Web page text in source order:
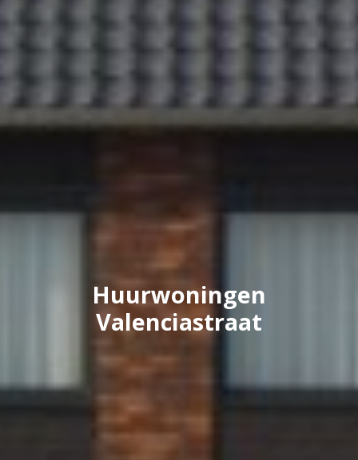
Huurwoningen
Valenciastraat